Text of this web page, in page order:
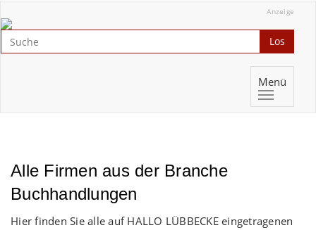
Anzeige
Los
Menü
Alle Firmen aus der Branche
Buchhandlungen
Hier finden Sie alle auf HALLO LÜBBECKE eingetragenen